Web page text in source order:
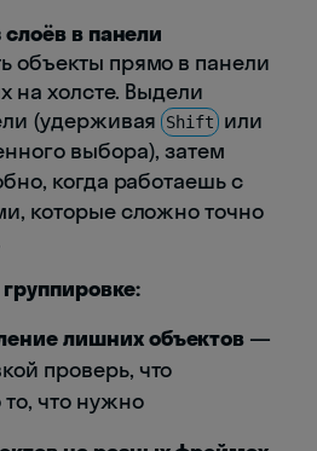
в панели
объекты прямо в панели
на холсте. Выдели
(удерживая Shift или
выбора), затем
когда работаешь с
которые сложно точно
лишних объектов —
проверь, что
что нужно